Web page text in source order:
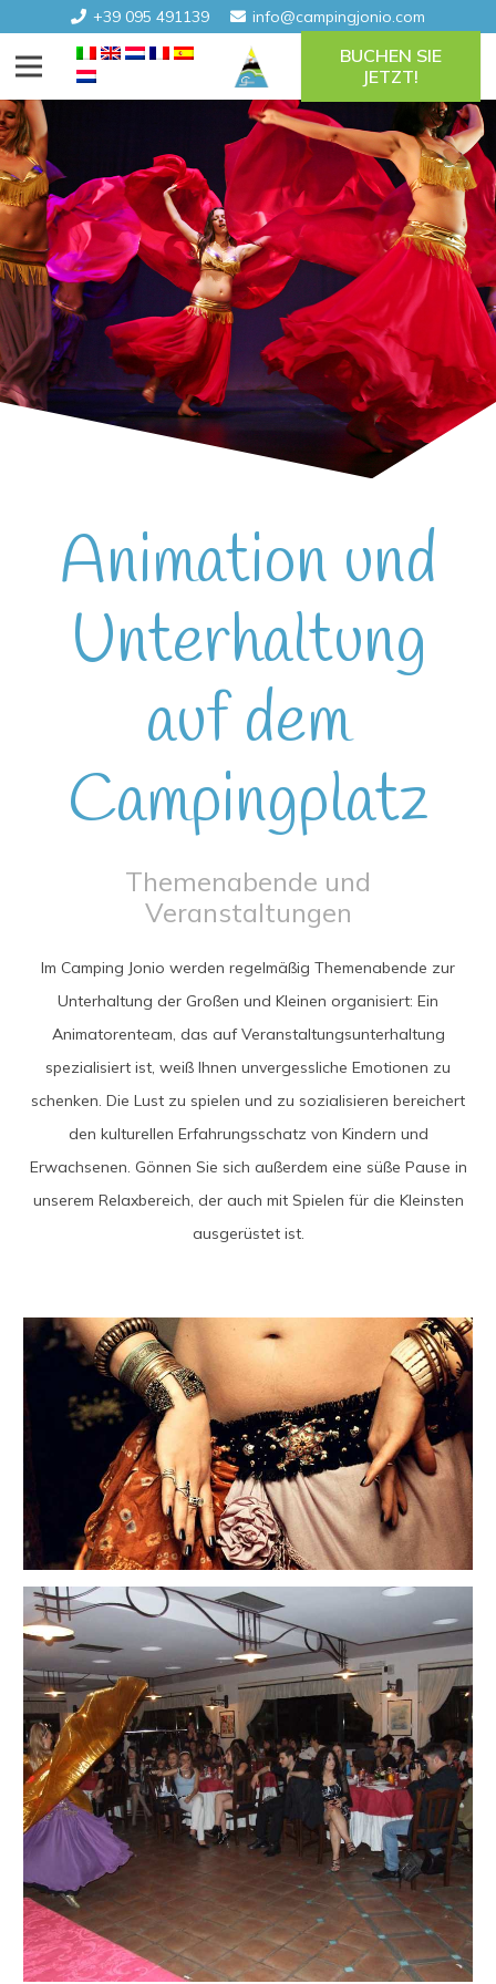
+39 095 491139 info@campingjonio.com
BUCHEN SIE
JETZT!
Animation und
Unterhaltung
auf dem
Campingplatz
Themenabende und
Veranstaltungen
Im Camping Jonio werden regelmäßig Themenabende zur
Unterhaltung der Großen und Kleinen organisiert: Ein
Animatorenteam, das auf Veranstaltungsunterhaltung
spezialisiert ist, weiß Ihnen unvergessliche Emotionen zu
schenken. Die Lust zu spielen und zu sozialisieren bereichert
den kulturellen Erfahrungsschatz von Kindern und
Erwachsenen. Gönnen Sie sich außerdem eine süße Pause in
unserem Relaxbereich, der auch mit Spielen für die Kleinsten
ausgerüstet ist.